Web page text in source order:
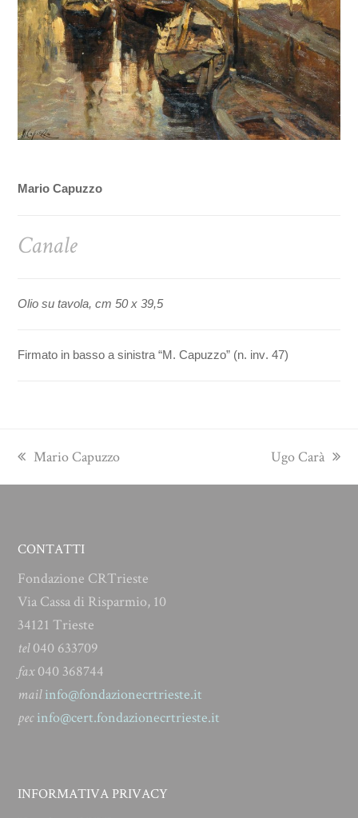
Mario Capuzzo
Canale
Olio su tavola, cm 50 x 39,5
Firmato in basso a sinistra “M. Capuzzo” (n. inv. 47)
previous
Mario Capuzzo
next
Ugo Carà
CONTATTI
Fondazione CRTrieste
Via Cassa di Risparmio, 10
34121 Trieste
tel040 633709
fax040 368744
mailinfo@fondazionecrtrieste.it
pecinfo@cert.fondazionecrtrieste.it
INFORMATIVA PRIVACY